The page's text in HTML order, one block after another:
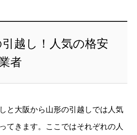
越し！人気の格安
者
と大阪から山形の引越しでは人気
てきます。ここではそれぞれの人